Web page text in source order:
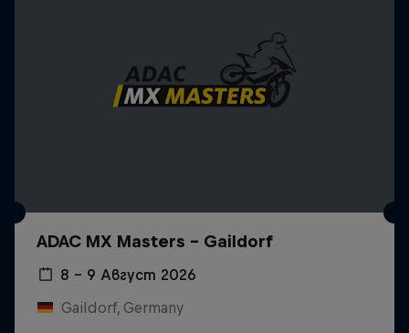
ADAC MX Masters – Gaildorf
8 – 9 Август 2026
Gaildorf, Germany